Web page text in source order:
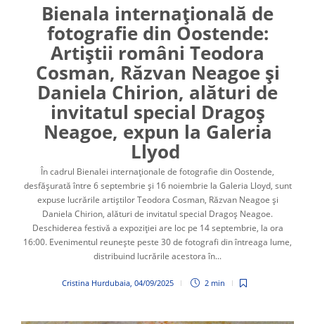
Bienala internațională de
fotografie din Oostende:
Artiștii români Teodora
Cosman, Răzvan Neagoe și
Daniela Chirion, alături de
invitatul special Dragoș
Neagoe, expun la Galeria
Llyod
În cadrul Bienalei internaționale de fotografie din Oostende,
desfășurată între 6 septembrie și 16 noiembrie la Galeria Lloyd, sunt
expuse lucrările artiștilor Teodora Cosman, Răzvan Neagoe și
Daniela Chirion, alături de invitatul special Dragoș Neagoe.
Deschiderea festivă a expoziției are loc pe 14 septembrie, la ora
16:00. Evenimentul reunește peste 30 de fotografi din întreaga lume,
distribuind lucrările acestora în...
Cristina Hurdubaia, 04/09/2025 2 min